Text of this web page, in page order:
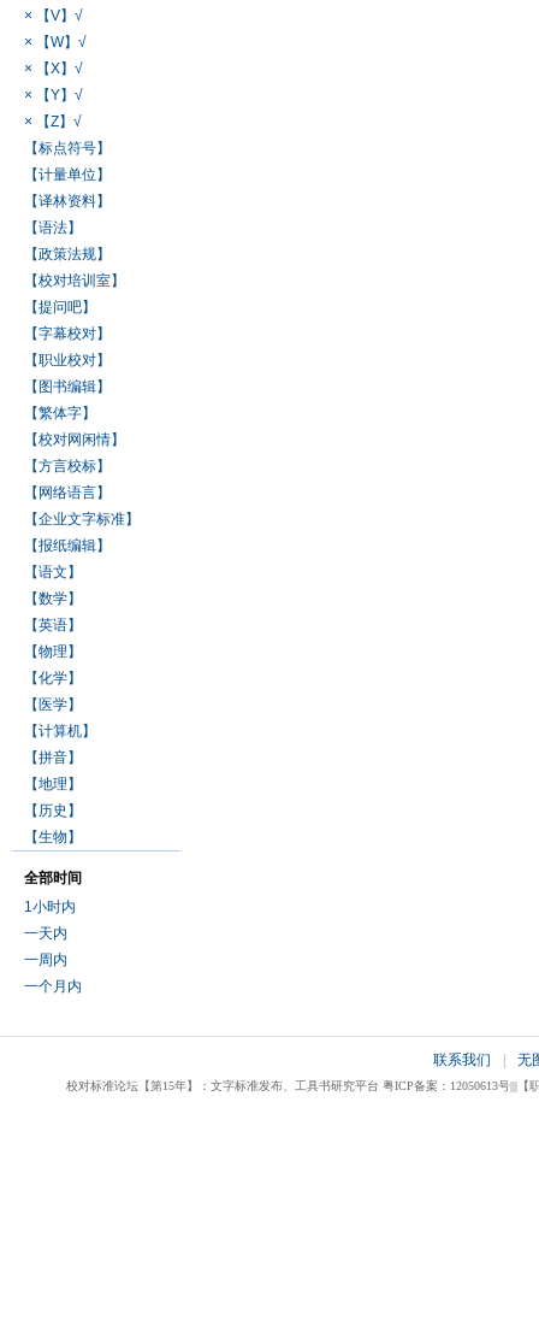
× 【V】√
× 【W】√
× 【X】√
× 【Y】√
× 【Z】√
【标点符号】
【计量单位】
【译林资料】
【语法】
【政策法规】
【校对培训室】
【提问吧】
【字幕校对】
【职业校对】
【图书编辑】
【繁体字】
【校对网闲情】
【方言校标】
【网络语言】
【企业文字标准】
【报纸编辑】
【语文】
【数学】
【英语】
【物理】
【化学】
【医学】
【计算机】
【拼音】
【地理】
【历史】
【生物】
全部时间
1小时内
一天内
一周内
一个月内
联系我们 无
校对标准论坛【第15年】：文字标准发布、工具书研究平台 粤ICP备案：12050613号|||【